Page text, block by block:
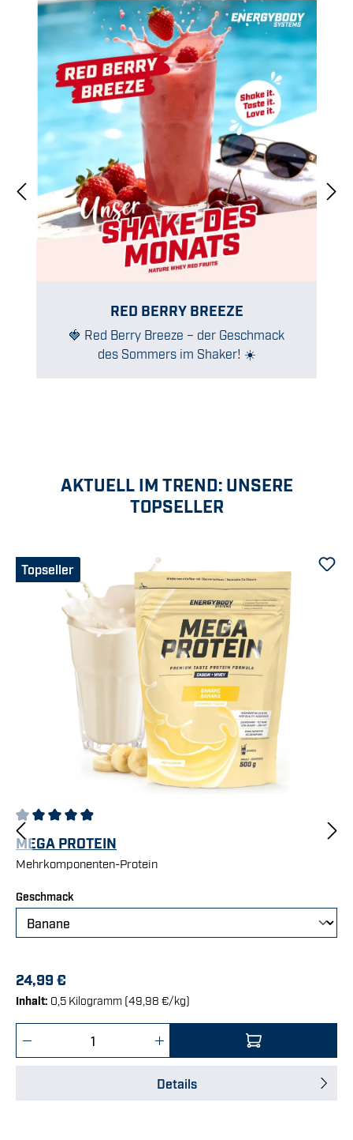
Bildergalerie überspringen
RED BERRY BREEZE
🍓 Red Berry Breeze – der Geschmack
des Sommers im Shaker! ☀️
AKTUELL IM TREND: UNSERE
TOPSELLER
Produktgalerie überspringen
Topseller
Durchschnittliche Bewertung von 4.92 von 5 Sternen
MEGA PROTEIN
Mehrkomponenten-Protein
Geschmack
24,99 €
Inhalt: 0,5 Kilogramm (49,98 €/kg)
Produkt Anzahl: Gib den gewünschten
Details